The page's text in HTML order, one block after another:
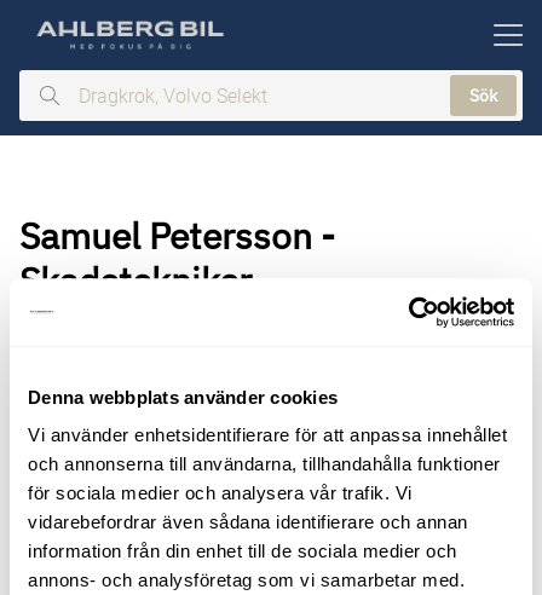
Denna webbplats använder cookies
Vi använder enhetsidentifierare för att anpassa innehållet
och annonserna till användarna, tillhandahålla funktioner
för sociala medier och analysera vår trafik. Vi
vidarebefordrar även sådana identifierare och annan
information från din enhet till de sociala medier och
annons- och analysföretag som vi samarbetar med.
huvudinnehållet
Dragkrok,
Volvo
Sök
Samuel Petersson -
Skadetekniker